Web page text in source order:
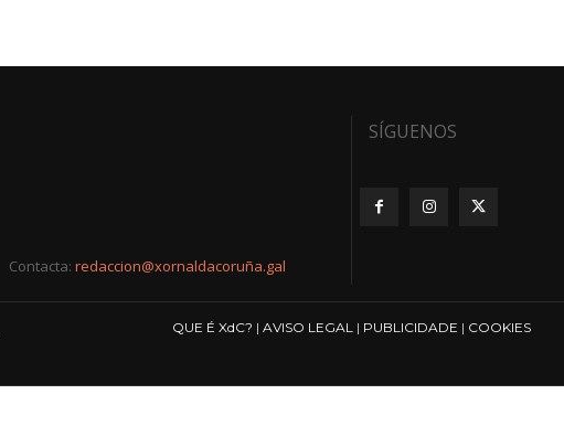
Contacta: redaccion@xornaldacoruña.gal
SÍGUENOS
QUE É XdC? | AVISO LEGAL | PUBLICIDADE | COOKIES